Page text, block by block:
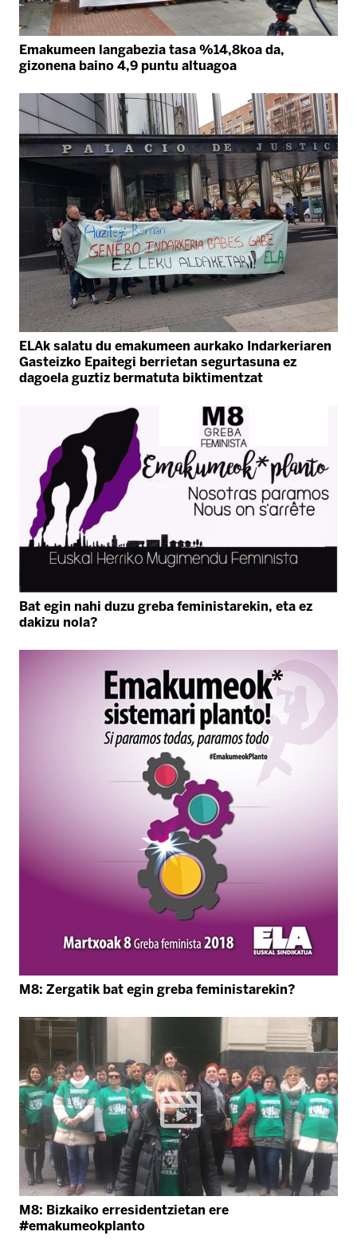
Emakumeen langabezia tasa %14,8koa da,
gizonena baino 4,9 puntu altuagoa
ELAk salatu du emakumeen aurkako Indarkeriaren
Gasteizko Epaitegi berrietan segurtasuna ez
dagoela guztiz bermatuta biktimentzat
Bat egin nahi duzu greba feministarekin, eta ez
dakizu nola?
M8: Zergatik bat egin greba feministarekin?
M8: Bizkaiko erresidentzietan ere
#emakumeokplanto